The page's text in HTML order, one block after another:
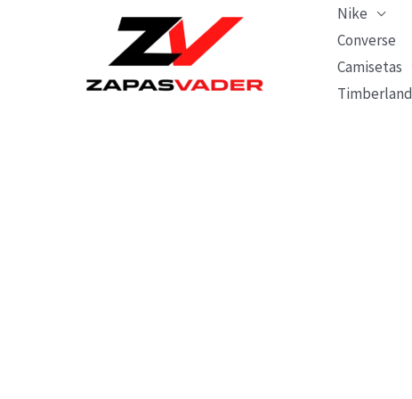
Nike
Converse
Camisetas
Timberland